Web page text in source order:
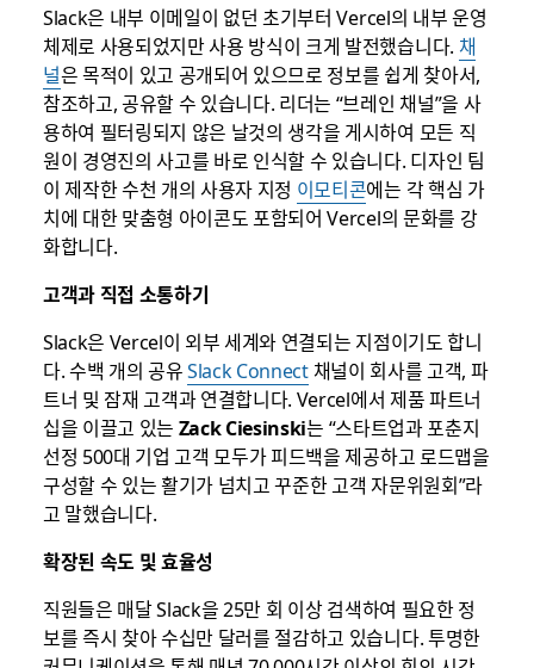
Slack은 내부 이메일이 없던 초기부터 Vercel의 내부 운영
체제로 사용되었지만 사용 방식이 크게 발전했습니다. 채
널은 목적이 있고 공개되어 있으므로 정보를 쉽게 찾아서,
참조하고, 공유할 수 있습니다. 리더는 “브레인 채널”을 사
용하여 필터링되지 않은 날것의 생각을 게시하여 모든 직
원이 경영진의 사고를 바로 인식할 수 있습니다. 디자인 팀
이 제작한 수천 개의 사용자 지정 이모티콘에는 각 핵심 가
치에 대한 맞춤형 아이콘도 포함되어 Vercel의 문화를 강
화합니다.
고객과 직접 소통하기
Slack은 Vercel이 외부 세계와 연결되는 지점이기도 합니
다. 수백 개의 공유Slack Connect채널이 회사를 고객, 파
트너 및 잠재 고객과 연결합니다. Vercel에서 제품 파트너
십을 이끌고 있는 Zack Ciesinski는 “스타트업과 포춘지
선정 500대 기업 고객 모두가 피드백을 제공하고 로드맵을
구성할 수 있는 활기가 넘치고 꾸준한 고객 자문위원회”라
고 말했습니다.
확장된 속도 및 효율성
직원들은 매달 Slack을 25만 회 이상 검색하여 필요한 정
보를 즉시 찾아 수십만 달러를 절감하고 있습니다. 투명한